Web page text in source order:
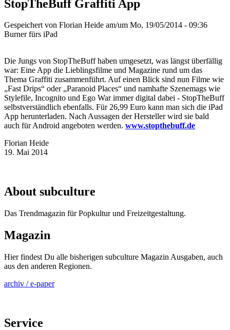
StopTheBuff Graffiti App
Gespeichert von Florian Heide am/um Mo, 19/05/2014 - 09:36
Burner fürs iPad
Die Jungs von StopTheBuff haben umgesetzt, was längst überfällig
war: Eine App die Lieblingsfilme und Magazine rund um das
Thema Graffiti zusammenführt. Auf einen Blick sind nun Filme wie
„Fast Drips“ oder „Paranoid Places“ und namhafte Szenemags wie
Stylefile, Incognito und Ego War immer digital dabei - StopTheBuff
selbstverständlich ebenfalls. Für 26,99 Euro kann man sich die iPad
App herunterladen. Nach Aussagen der Hersteller wird sie bald
auch für Android angeboten werden. www.stopthebuff.de
Florian Heide
19. Mai 2014
About subculture
Das Trendmagazin für Popkultur und Freizeitgestaltung.
Magazin
Hier findest Du alle bisherigen subculture Magazin Ausgaben, auch
aus den anderen Regionen.
archiv / e-paper
Service